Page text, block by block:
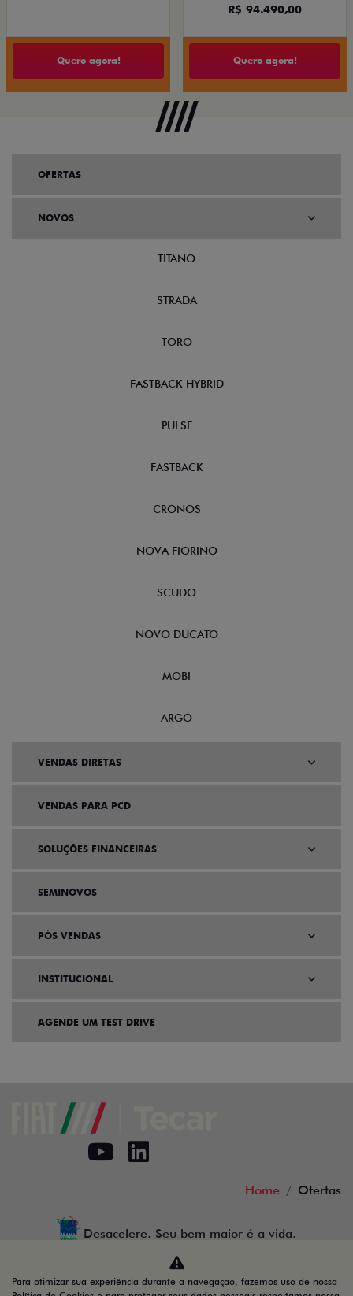
Quero agora!
R$ 94.490,00
Quero agora!
OFERTAS
NOVOS
TITANO
STRADA
TORO
FASTBACK HYBRID
PULSE
FASTBACK
CRONOS
NOVA FIORINO
SCUDO
NOVO DUCATO
MOBI
ARGO
VENDAS DIRETAS
VENDAS PARA PCD
SOLUÇÕES FINANCEIRAS
SEMINOVOS
PÓS VENDAS
INSTITUCIONAL
AGENDE UM TEST DRIVE
Home Ofertas
Desacelere. Seu bem maior é a vida.
Para otimizar sua experiência durante a navegação, fazemos uso de nossa